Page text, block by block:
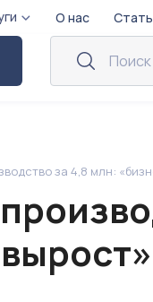
О нас
за 4,8 млн: